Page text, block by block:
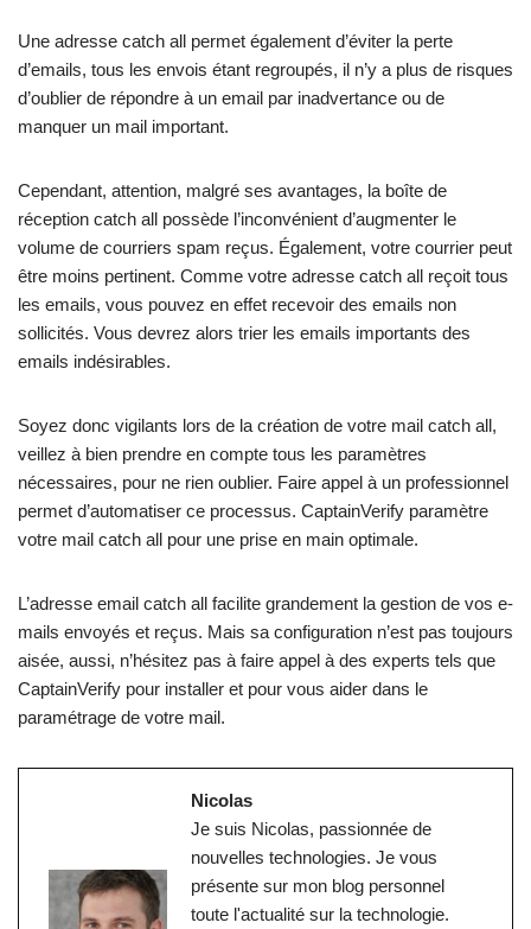
Une adresse catch all permet également d’éviter la perte
d’emails, tous les envois étant regroupés, il n’y a plus de risques
d’oublier de répondre à un email par inadvertance ou de
manquer un mail important.
Cependant, attention, malgré ses avantages, la boîte de
réception catch all possède l’inconvénient d’augmenter le
volume de courriers spam reçus. Également, votre courrier peut
être moins pertinent. Comme votre adresse catch all reçoit tous
les emails, vous pouvez en effet recevoir des emails non
sollicités. Vous devrez alors trier les emails importants des
emails indésirables.
Soyez donc vigilants lors de la création de votre mail catch all,
veillez à bien prendre en compte tous les paramètres
nécessaires, pour ne rien oublier. Faire appel à un professionnel
permet d’automatiser ce processus. CaptainVerify paramètre
votre mail catch all pour une prise en main optimale.
L’adresse email catch all facilite grandement la gestion de vos e-
mails envoyés et reçus. Mais sa configuration n’est pas toujours
aisée, aussi, n’hésitez pas à faire appel à des experts tels que
CaptainVerify pour installer et pour vous aider dans le
paramétrage de votre mail.
Nicolas
Je suis Nicolas, passionnée de
nouvelles technologies. Je vous
présente sur mon blog personnel
toute l'actualité sur la technologie.